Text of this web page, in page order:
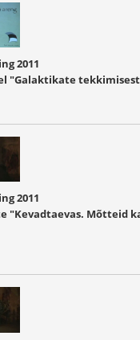
2011
"Galaktikate
2011
"Kevadtaevas. Mõtteid